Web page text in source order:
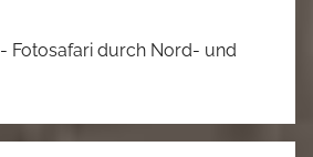
- Fotosafari durch Nord- und